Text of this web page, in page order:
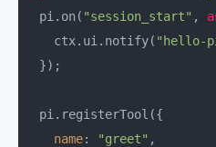
  pi.on(
"session_start" ,
    ctx.ui.notify(
"hello-pi
  });
  pi.registerTool({
name: "greet" ,